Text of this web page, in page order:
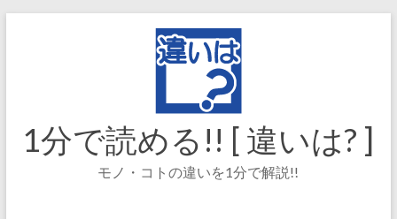
1分で読める!! [ 違いは? ]
モノ・コトの違いを1分で解説!!